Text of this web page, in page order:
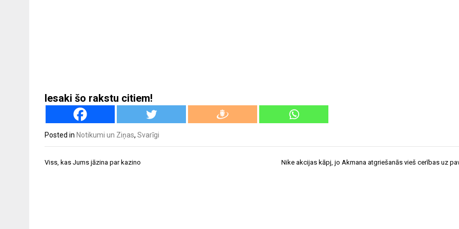
Iesaki šo rakstu citiem!
Posted in Notikumi un Ziņas, Svarīgi
Ziņu
Viss, kas Jums jāzina par kazino Nike akcijas kāpj, jo Akmana atgriešanās vieš cerības uz